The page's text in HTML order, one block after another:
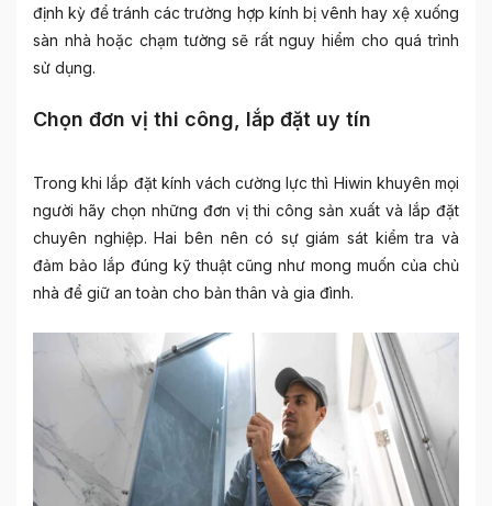
định kỳ để tránh các trường hợp kính bị vênh hay xệ xuống
sàn nhà hoặc chạm tường sẽ rất nguy hiểm cho quá trình
sử dụng.
Chọn đơn vị thi công, lắp đặt uy tín
Trong khi lắp đặt kính vách cường lực thì Hiwin khuyên mọi
người hãy chọn những đơn vị thi công sản xuất và lắp đặt
chuyên nghiệp. Hai bên nên có sự giám sát kiểm tra và
đảm bảo lắp đúng kỹ thuật cũng như mong muốn của chủ
nhà để giữ an toàn cho bản thân và gia đình.